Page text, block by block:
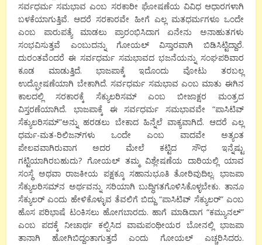
ಸರ್ವಧರ್ಮ ಸಮಭಾವ ಎಂಬ ಸರಕಾರೀ ಘೋಷಣೆಯ ವಿವಿಧ ಆಧಾರಗಳಾಗಿ
ಬಳಕೆಯಾಗುತ್ತಿವೆ. ಆದರೆ ಸರಕಾರವೇ ಹೀಗೆ ಎಲ್ಲ ಮತಧರ್ಮಗಳೂ ಒಂದೇ
ಎಂಬ ಪಾರುಪತ್ಯೆ ಮಾಡಲು ಪ್ರಾರಂಭಿಸಿದಾಗ ಏನೇನು ಅನಾಹುತಗಳು
ಸಂಭವಿಸುತ್ತವೆ ಎಂಬುದನ್ನು ಗೋಯಲ್ ವಿಸ್ತಾರವಾಗಿ ಬಿಡಿಸಿಟ್ಟಿದ್ದಾರೆ.
ದುರಂತವೆಂದರೆ ಈ ಸರ್ವಧರ್ಮ ಸಮಭಾವದ ಭಜನೆಯನ್ನು ಸಂಘಪರಿವಾರ
ಕೂಡ ಮಾಡುತ್ತಿದೆ. ಭಾಜಪಾಕ್ಕೆ ಇದೊಂದು ವೋಟು ತರಬಲ್ಲ
ಉದ್ಘೋಷಣೆಯಾಗಿ ಬೇಕಾಗಿದೆ. ಸರ್ವಧರ್ಮ ಸಮಭಾವ ಎಂಬ ಮಾತು ಈಗಿನ
ಕಾಲದಲ್ಲಿ ಸರಕಾರಕ್ಕೆ ಸೆಕ್ಯುಲರಿಸಮ್ ಎಂಬ ಬೀಜಾಕ್ಷರ ಮಂತ್ರದ
ವಿಸ್ತರಣೆಯಾಗಿದೆ. ಭಾಜಪಾಕ್ಕೆ ಈ ಸರ್ವಧರ್ಮ ಸಮಭಾವವೇ “ಪಾಸಿಟಿವ್
ಸೆಕ್ಯುಲರಿಸಮ್”ಅನ್ನು ಹರಡಲು ಬೇಕಾದ ಹಿನ್ನೆಲೆ ವಾಕ್ಯವಾಗಿದೆ. ಆದರೆ ಎಲ್ಲ
ಧರ್ಮ-ಮತ-ರಿಲಿಜನ್‍ಗಳು ಒಂದೇ ಎಂಬ ವಾದವೇ ಅತ್ಯಂತ
ಪೇಲವವಾಗಿರುವಾಗ ಅದರ ಮೇಲೆ ಕಟ್ಟಿದ ಸೌಧ ಇನ್ನೆಷ್ಟು
ಗಟ್ಟಿಯಾಗಿರಬಹುದು? ಗೋಯಲ್ ತಮ್ಮ ವಿಶ್ಲೇಷಣೆಯ ದಾರಿಯಲ್ಲಿ ಯಾವ
ಸಂಸ್ಥೆ ಅಥವಾ ರಾಜಕೀಯ ಪಕ್ಷಕ್ಕೂ ಸಹಾನುಭೂತಿ ತೋರಿವುದಿಲ್ಲ. ಭಾಜಪಾ
ಸೆಕ್ಯುಲರಿಸಮ್‍ನ ಅರ್ಥವನ್ನು ಸರಿಯಾಗಿ ಬುದ್ಧಿಗತಗೊಳಿಸಿಕೊಳ್ಳಬೇಕು. ತಾನೂ
ಸೆಕ್ಯುಲರ್ ಎಂದು ಹೇಳಿಕೊಳ್ಳುವ ತೆವಲಿಗೆ ಬಿದ್ದು “ಪಾಸಿಟಿವ್ ಸೆಕ್ಯುಲರ್” ಎಂಬ
ಹೊಸ ಪರಿಭಾಷೆ ಟಂಕಿಸಲು ಹೋಗಬಾರದು. ಹಾಗೆ ಮಾಡಿದಾಗ “ಕಮ್ಯುನಲ್”
ಎಂಬ ಪದಕ್ಕೆ ನೀಚಾರ್ಥ ಕಲ್ಪಿಸಿದ ವಾಮಪಂಥೀಯರ ಬೋನಲ್ಲಿ ಭಾಜಪಾ
ತಾನಾಗಿ ಹೋಗಿಬಿದ್ದಂತಾಗುತ್ತದೆ ಎಂದು ಗೋಯಲ್ ಎಚ್ಚರಿಸಿದರು.